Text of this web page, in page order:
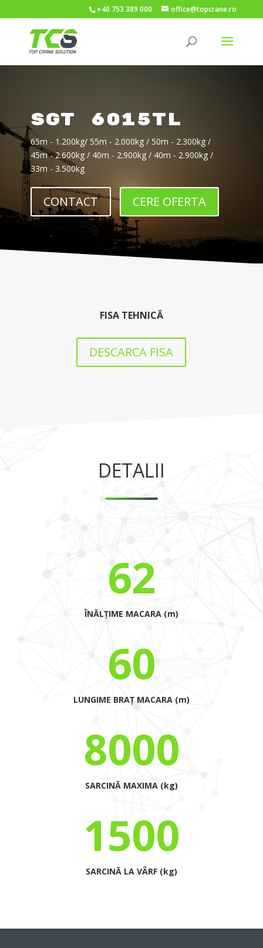
+40 753 389 000 office@topcrane.ro
SGT 6015TL
65m - 1.200kg/ 55m - 2.000kg / 50m - 2.300kg /
45m - 2.600kg / 40m - 2.900kg / 40m - 2.900kg /
33m - 3.500kg
CONTACT CERE OFERTA
FISA TEHNICĂ
DESCARCA FISA
DETALII
62
ÎNĂLȚIME MACARA (m)
60
LUNGIME BRAȚ MACARA (m)
8000
SARCINĂ MAXIMA (kg)
1500
SARCINĂ LA VÂRF (kg)